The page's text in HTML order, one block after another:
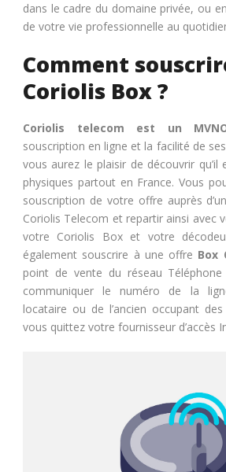
dans le cadre du domaine privée, ou
de votre vie professionnelle au
Comment
Coriolis Box ?
Coriolis telecom est un
souscription en ligne et la facilité de
vous aurez le plaisir de découvrir qu’il
physiques partout en France. Vous
souscription de votre offre auprès
Coriolis Telecom et repartir ainsi avec
votre Coriolis Box et votre
également souscrire à une offre Box
point de vente du réseau
communiquer le numéro de la
locataire ou de l’ancien occupant
vous quittez votre fournisseur d’accès